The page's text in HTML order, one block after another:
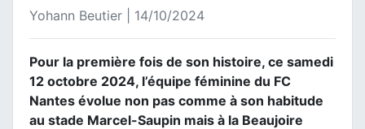
Yohann Beutier | 14/10/2024
Pour la première fois de son histoire, ce samedi
12 octobre 2024, l’équipe féminine du FC
Nantes évolue non pas comme à son habitude
au stade Marcel-Saupin mais à la Beaujoire